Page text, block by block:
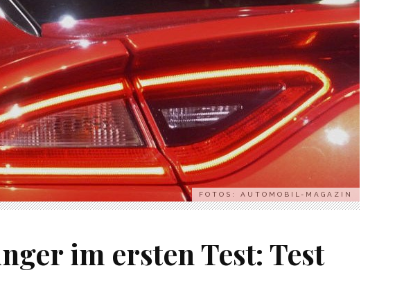
FOTOS: AUTOMOBIL-MAGAZIN
im ersten Test: Test